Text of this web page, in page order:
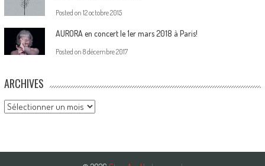
Posted on 12 octobre 2015
AURORA en concert le 1er mars 2018 à Paris!
Posted on 8 décembre 2017
ARCHIVES
Archives